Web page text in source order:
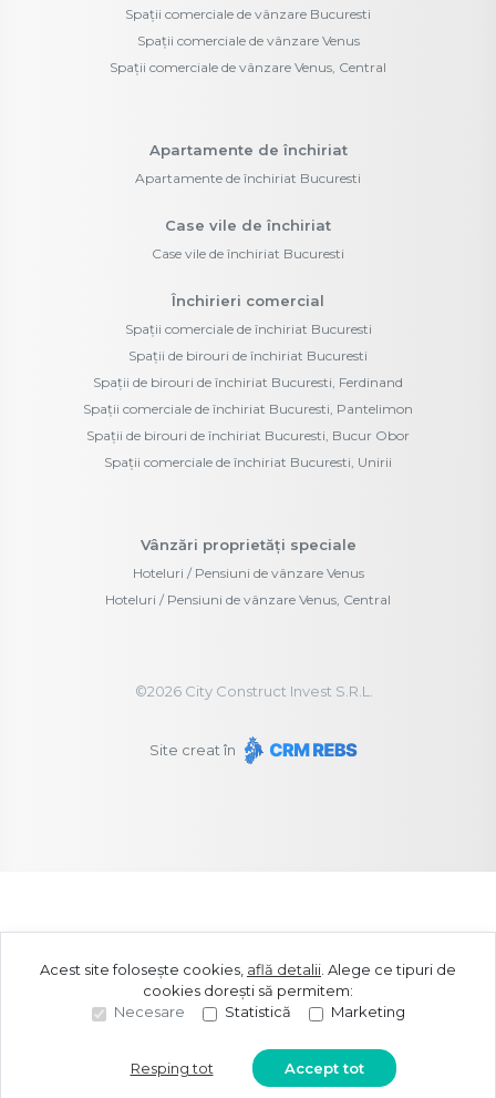
Spații comerciale de vânzare Bucuresti
Spații comerciale de vânzare Venus
Spații comerciale de vânzare Venus, Central
Apartamente de închiriat
Apartamente de închiriat Bucuresti
Case vile de închiriat
Case vile de închiriat Bucuresti
Închirieri comercial
Spații comerciale de închiriat Bucuresti
Spații de birouri de închiriat Bucuresti
Spații de birouri de închiriat Bucuresti, Ferdinand
Spații comerciale de închiriat Bucuresti, Pantelimon
Spații de birouri de închiriat Bucuresti, Bucur Obor
Spații comerciale de închiriat Bucuresti, Unirii
Vânzări proprietăți speciale
Hoteluri / Pensiuni de vânzare Venus
Hoteluri / Pensiuni de vânzare Venus, Central
©2026City Construct Invest S.R.L.
Site creat în
Acest site folosește cookies, află detalii Alege ce tipuri de
cookies dorești să permitem:
Necesare
Statistică Marketing
Resping tot Accept tot